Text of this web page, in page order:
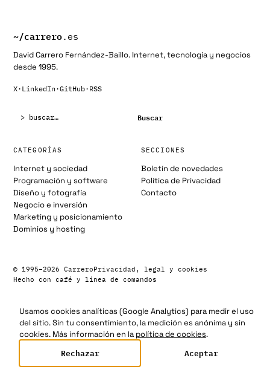
~/carrero.es
David Carrero Fernández-Baillo. Internet, tecnología y negocios
desde 1995.
X· LinkedIn·GitHub· RSS
Buscar
CATEGORÍAS
Internet y sociedad
Programación y software
Diseño y fotografía
Negocio e inversión
Marketing y posicionamiento
Dominios y hosting
SECCIONES
Boletín de novedades
Política de Privacidad
Contacto
© 1995–2026 CarreroPrivacidad, legal y cookies
Hecho con café y línea de comandos
Usamos cookies analíticas (Google Analytics) para medir el uso
del sitio. Sin tu consentimiento, la medición es anónima y sin
cookies. Más información en lapolítica de cookies.
Rechazar Aceptar